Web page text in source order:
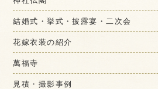
結婚式・挙式・披露宴・二次会
花嫁衣装の紹介
萬福寺
見積・撮影事例